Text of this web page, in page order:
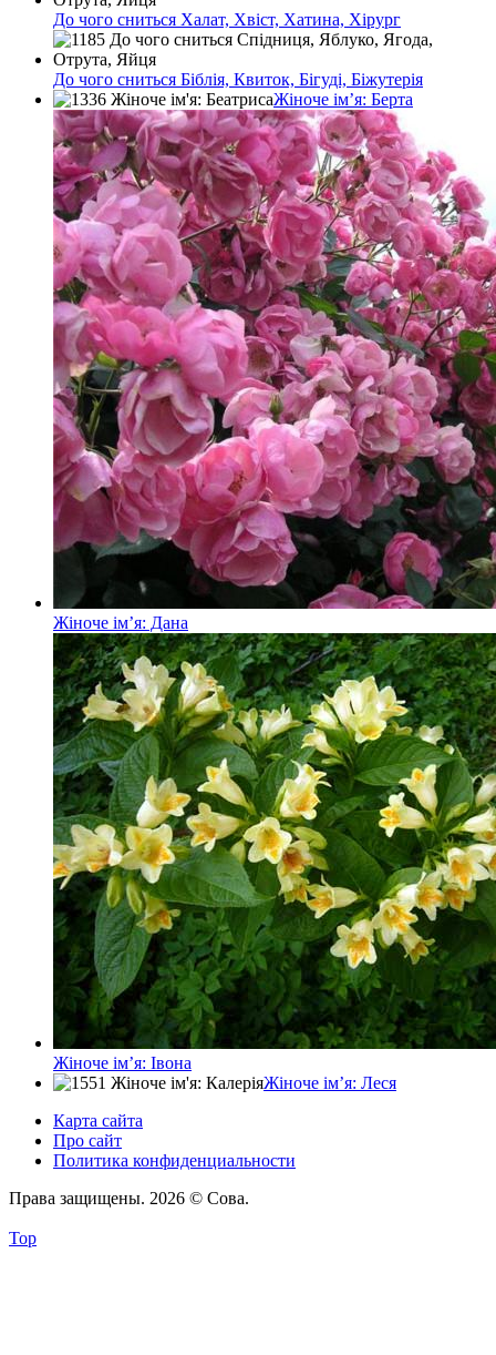
До чого сниться Халат, Хвіст, Хатина, Хірург
До чого сниться Біблія, Квиток, Бігуді, Біжутерія
Жіноче ім’я: Берта
Жіноче ім’я: Дана
Жіноче ім’я: Івона
Жіноче ім’я: Леся
Карта сайта
Про сайт
Политика конфиденциальности
Права защищены. 2026 © Сова.
Top